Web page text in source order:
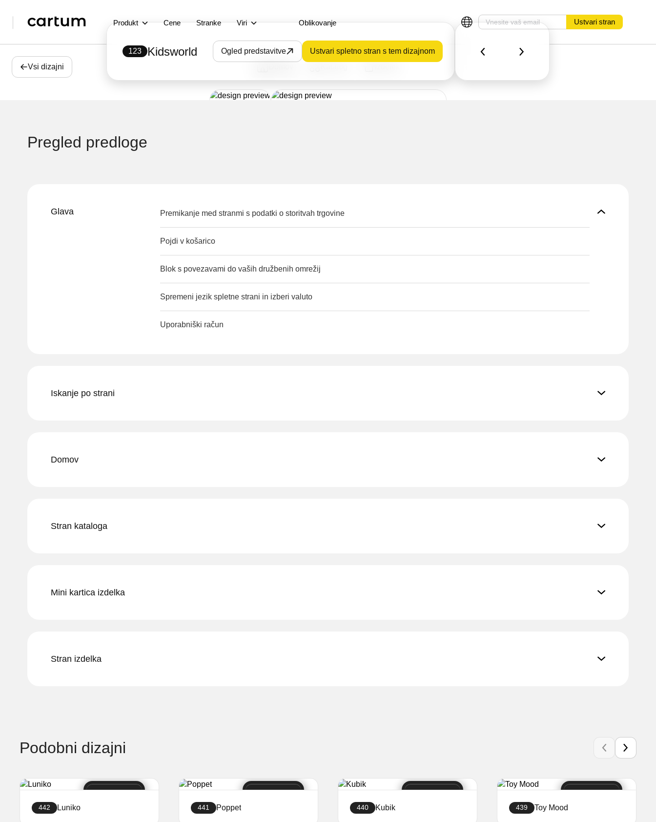
Produkt Cene Stranke Viri Oblikovanje Ustvari stran
Vsi dizajni
123 Kidsworld Ogled predstavitve Ustvari spletno stran s tem dizajnom
Pregled predloge
Glava Premikanje med stranmi s podatki o storitvah trgovine
Pojdi v košarico
Blok s povezavami do vaših družbenih omrežij
Spremeni jezik spletne strani in izberi valuto
Uporabniški račun
Iskanje po strani
Domov
Stran kataloga
Mini kartica izdelka
Stran izdelka
Podobni dizajni
442 Luniko 441 Poppet 440 Kubik 439 Toy Mood